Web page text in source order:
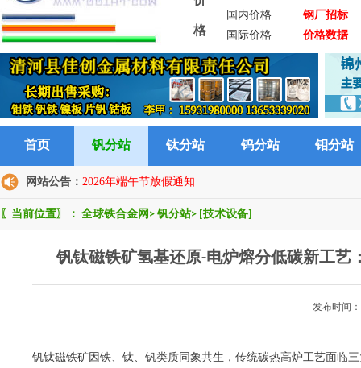
格
国内价格
钢厂招标
国际价格
价格数据
首页 钒分站 钛分站 钨分站 钼分站
网站公告： 2026年端午节放假通知
〖当前位置〗： 全球铁合金网 > 钒分站> [技术设备]
钒钛磁铁矿氢基还原-电炉熔分低碳新工艺
发布时间
钒钛磁铁矿因铁、钛、钒类质同象共生，传统碳热高炉工艺面临